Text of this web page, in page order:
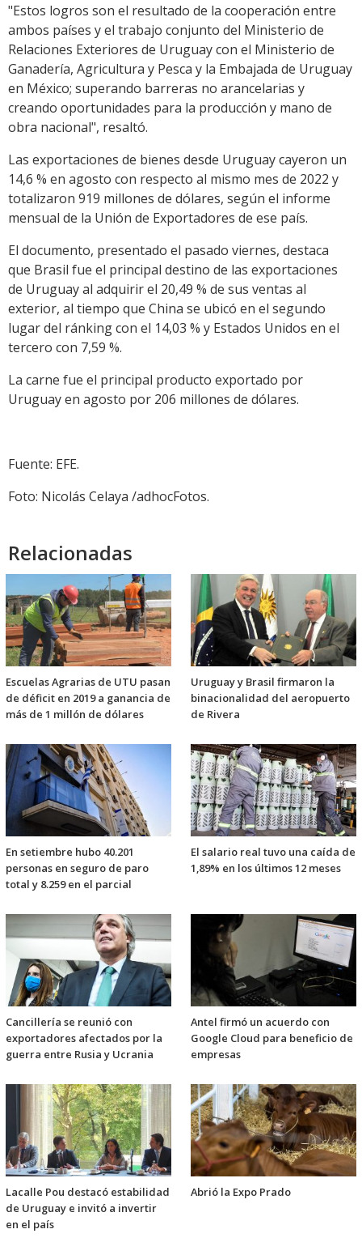
"Estos logros son el resultado de la cooperación entre
ambos países y el trabajo conjunto del Ministerio de
Relaciones Exteriores de Uruguay con el Ministerio de
Ganadería, Agricultura y Pesca y la Embajada de Uruguay
en México; superando barreras no arancelarias y
creando oportunidades para la producción y mano de
obra nacional", resaltó.
Las exportaciones de bienes desde Uruguay cayeron un
14,6 % en agosto con respecto al mismo mes de 2022 y
totalizaron 919 millones de dólares, según el informe
mensual de la Unión de Exportadores de ese país.
El documento, presentado el pasado viernes, destaca
que Brasil fue el principal destino de las exportaciones
de Uruguay al adquirir el 20,49 % de sus ventas al
exterior, al tiempo que China se ubicó en el segundo
lugar del ránking con el 14,03 % y Estados Unidos en el
tercero con 7,59 %.
La carne fue el principal producto exportado por
Uruguay en agosto por 206 millones de dólares.
Fuente: EFE.
Foto: Nicolás Celaya /adhocFotos.
Relacionadas
Escuelas Agrarias de UTU pasan
de déficit en 2019 a ganancia de
más de 1 millón de dólares
Uruguay y Brasil firmaron la
binacionalidad del aeropuerto
de Rivera
En setiembre hubo 40.201
personas en seguro de paro
total y 8.259 en el parcial
El salario real tuvo una caída de
1,89% en los últimos 12 meses
Cancillería se reunió con
exportadores afectados por la
guerra entre Rusia y Ucrania
Antel firmó un acuerdo con
Google Cloud para beneficio de
empresas
Lacalle Pou destacó estabilidad
de Uruguay e invitó a invertir
en el país
Abrió la Expo Prado